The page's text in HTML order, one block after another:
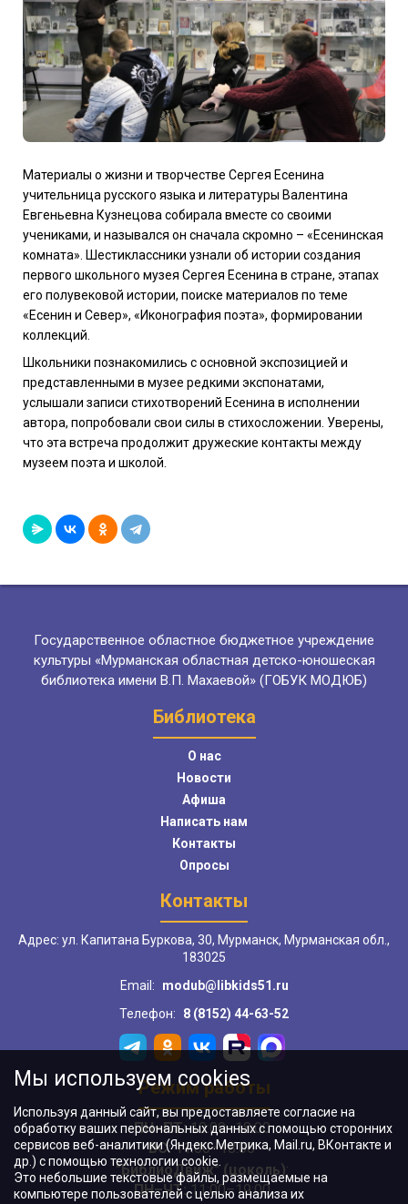
Материалы о жизни и творчестве Сергея Есенина
учительница русского языка и литературы Валентина
Евгеньевна Кузнецова собирала вместе со своими
учениками, и назывался он сначала скромно – «Есенинская
комната». Шестиклассники узнали об истории создания
первого школьного музея Сергея Есенина в стране, этапах
его полувековой истории, поиске материалов по теме
«Есенин и Север», «Иконография поэта», формировании
коллекций.
Школьники познакомились с основной экспозицией и
представленными в музее редкими экспонатами,
услышали записи стихотворений Есенина в исполнении
автора, попробовали свои силы в стихосложении. Уверены,
что эта встреча продолжит дружеские контакты между
музеем поэта и школой.
Государственное областное бюджетное учреждение
культуры «Мурманская областная детско-юношеская
библиотека имени В.П. Махаевой» (ГОБУК МОДЮБ)
Библиотека
О нас
Новости
Афиша
Написать нам
Контакты
Опросы
Контакты
Адрес: ул. Капитана Буркова, 30, Мурманск, Мурманская обл.,
183025
Email:
modub@libkids51.ru
Телефон:
8 (8152) 44-63-52
Режим работы
ПН–ПТ:10:00–18:00
ВС:11:00–18:00
"БиблиоДвиж" (цоколь):
ПН–ЧТ:11:00–19:00
Мы используем cookies
Используя данный сайт, вы предоставляете согласие на
обработку ваших персональных данных с помощью сторонних
сервисов веб-аналитики (Яндекс.Метрика, Mail.ru, ВКонтакте и
др.) с помощью технологии cookie.
Это небольшие текстовые файлы, размещаемые на
компьютере пользователей с целью анализа их